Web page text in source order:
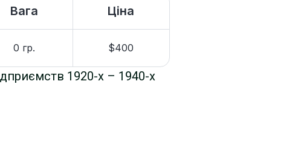
Вага Ціна
0 гр. $400
1920-х – 1940-х